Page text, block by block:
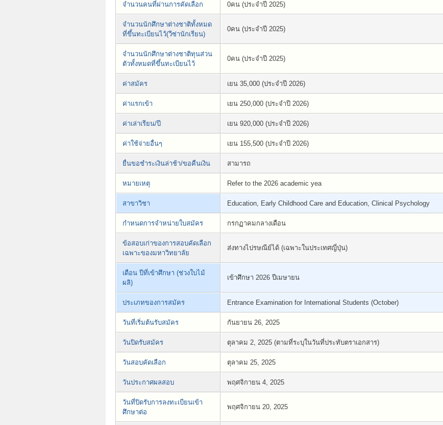
จำนวนคนที่ผ่านการคัดเลือก 0คน (ประจำปี 2025)
จำนวนนักศึกษาต่างชาติทั้งหมด
ที่ขึ้นทะเบียนไว้(วีซ่านักเรียน)
0คน (ประจำปี 2025)
จำนวนนักศึกษาต่างชาติทุนส่วน
ตัวทั้งหมดที่ขึ้นทะเบียนไว้
0คน (ประจำปี 2025)
ค่าสมัคร เยน 35,000 (ประจำปี 2026)
ค่าแรกเข้า เยน 250,000 (ประจำปี 2026)
ค่าเล่าเรียน/ปี เยน 920,000 (ประจำปี 2026)
ค่าใช้จ่ายอื่นๆ เยน 155,500 (ประจำปี 2026)
ยื่นขอชำระเงินล่าช้า/ขอคืนเงิน สามารถ
หมายเหตุ Refer to the 2026 academic yea
สาขาวิชา Education, Early Childhood Care and Education, Clinical Psychology
กำหนดการจำหน่ายใบสมัคร กรกฏาคมกลางเดือน
ข้อสอบเก่าของการสอบคัดเลือก
เฉพาะของมหาวิทยาลัย
ส่งทางไปรษณีย์ได้ (เฉพาะในประเทศญี่ปุ่น)
เดือน ปีที่เข้าศึกษา (ช่วงใบไม้
ผลิ)
เข้าศึกษา 2026 ปีเมษายน
ประเภทของการสมัคร Entrance Examination for International Students (October)
วันที่เริ่มต้นรับสมัคร กันยายน 26, 2025
วันปิดรับสมัคร ตุลาคม 2, 2025 (ตามที่ระบุในวันที่ประทับตราเอกสาร)
วันสอบคัดเลือก ตุลาคม 25, 2025
วันประกาศผลสอบ พฤศจิกายน 4, 2025
วันที่ปิดรับการลงทะเบียนเข้า
ศึกษาต่อ
พฤศจิกายน 20, 2025